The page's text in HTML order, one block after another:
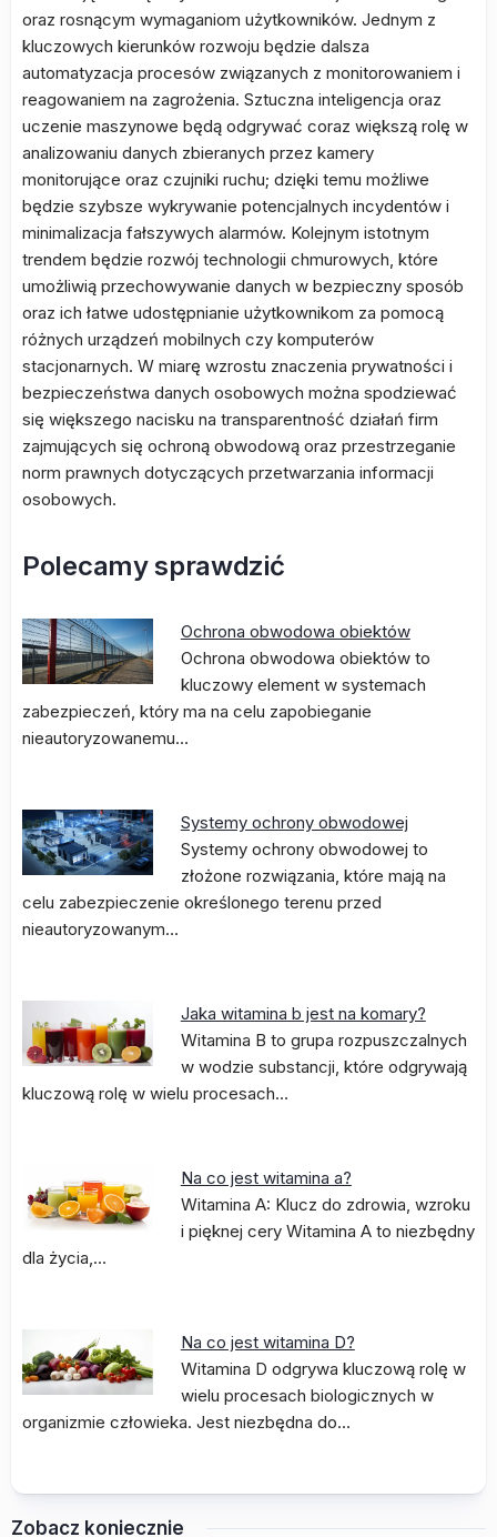
oraz rosnącym wymaganiom użytkowników. Jednym z
kluczowych kierunków rozwoju będzie dalsza
automatyzacja procesów związanych z monitorowaniem i
reagowaniem na zagrożenia. Sztuczna inteligencja oraz
uczenie maszynowe będą odgrywać coraz większą rolę w
analizowaniu danych zbieranych przez kamery
monitorujące oraz czujniki ruchu; dzięki temu możliwe
będzie szybsze wykrywanie potencjalnych incydentów i
minimalizacja fałszywych alarmów. Kolejnym istotnym
trendem będzie rozwój technologii chmurowych, które
umożliwią przechowywanie danych w bezpieczny sposób
oraz ich łatwe udostępnianie użytkownikom za pomocą
różnych urządzeń mobilnych czy komputerów
stacjonarnych. W miarę wzrostu znaczenia prywatności i
bezpieczeństwa danych osobowych można spodziewać
się większego nacisku na transparentność działań firm
zajmujących się ochroną obwodową oraz przestrzeganie
norm prawnych dotyczących przetwarzania informacji
osobowych.
Polecamy sprawdzić
Ochrona obwodowa obiektów
Ochrona obwodowa obiektów to
kluczowy element w systemach
zabezpieczeń, który ma na celu zapobieganie
nieautoryzowanemu…
Systemy ochrony obwodowej
Systemy ochrony obwodowej to
złożone rozwiązania, które mają na
celu zabezpieczenie określonego terenu przed
nieautoryzowanym…
Jaka witamina b jest na komary?
Witamina B to grupa rozpuszczalnych
w wodzie substancji, które odgrywają
kluczową rolę w wielu procesach…
Na co jest witamina a?
Witamina A: Klucz do zdrowia, wzroku
i pięknej cery Witamina A to niezbędny
dla życia,…
Na co jest witamina D?
Witamina D odgrywa kluczową rolę w
wielu procesach biologicznych w
organizmie człowieka. Jest niezbędna do…
Zobacz koniecznie